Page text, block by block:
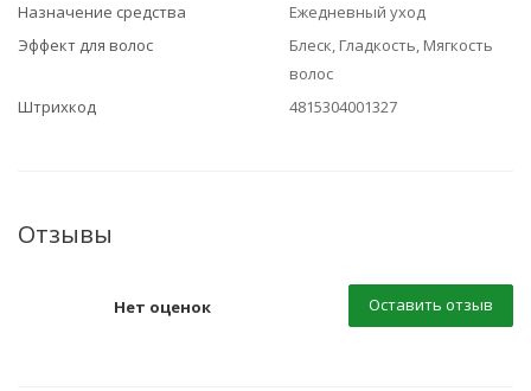
Назначение средства
Ежедневный уход
Эффект для волос
Блеск, Гладкость, Мягкость
волос
Штрихкод
4815304001327
Отзывы
Нет оценок Оставить отзыв